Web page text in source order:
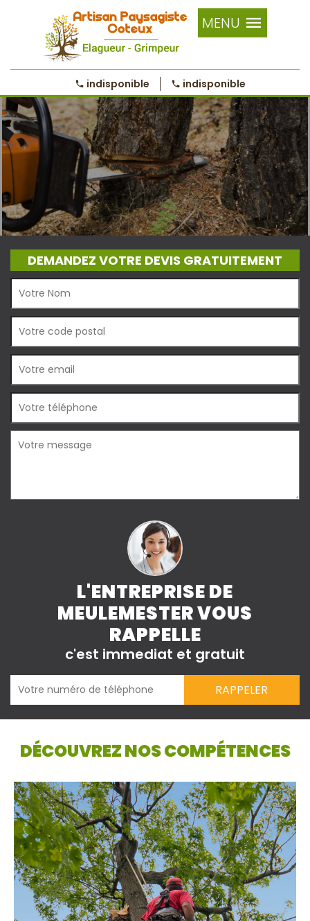
MENU
indisponible indisponible
DEMANDEZ VOTRE DEVIS GRATUITEMENT
L'ENTREPRISE DE
MEULEMESTER VOUS
RAPPELLE
c'est immediat et gratuit
DÉCOUVREZ NOS COMPÉTENCES